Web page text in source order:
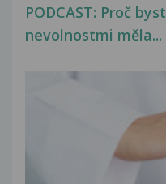
PODCAST: Proč
nevolnostmi měla...